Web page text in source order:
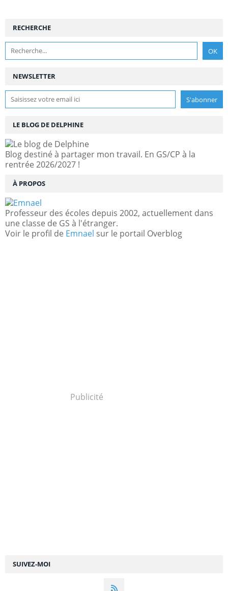
NEWSLETTER
SUIVEZ-MOI
RECHERCHE
LE BLOG DE DELPHINE
Blog destiné à partager mon travail. En GS/CP à la
rentrée 2026/2027 !
À PROPOS
Professeur des écoles depuis 2002, actuellement dans
une classe de GS à l'étranger.
Voir le profil de Emnael sur le portail Overblog
Publicité